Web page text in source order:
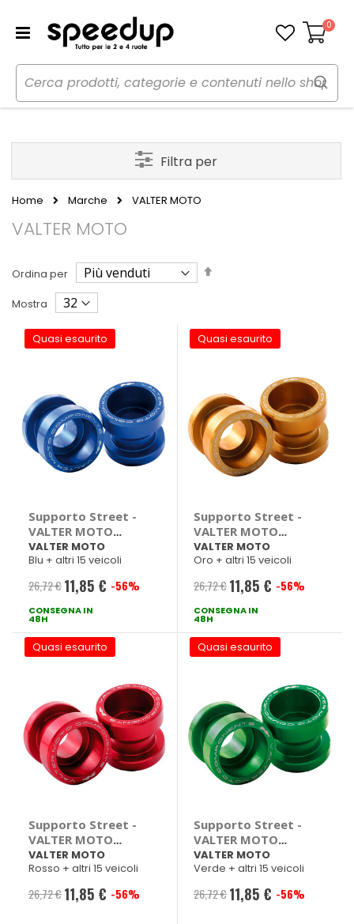
Carrello
0
Home Marche VALTER MOTO
VALTER MOTO
Ordina per
Imposta
Mostra
Quasi esaurito
Supporto Street -
VALTER MOTO
Aprilia RSV4, Bmw,
Honda 600, CBR,
Kawasaki Z, Z1000,
Z750, ZX, ZX-10R,
Suzuki GSR
VALTER MOTO
Blu + altri 15 veicoli
26,72 € Prezzo
speciale
11,85 € -56%
CONSEGNA IN
48H
Quasi esaurito
Supporto Street -
VALTER MOTO
Aprilia RSV4, Bmw,
Honda 600, CBR,
Kawasaki Z, Z1000,
Z750, ZX, ZX-10R,
Suzuki GSR
VALTER MOTO
Oro + altri 15 veicoli
26,72 € Prezzo
speciale
11,85 € -56%
CONSEGNA IN
48H
Quasi esaurito
Supporto Street -
VALTER MOTO
Aprilia RSV4, Bmw,
Honda 600, CBR,
Kawasaki Z, Z1000,
Z750, ZX, ZX-10R,
VALTER MOTO
Rosso + altri 15 veicoli
26,72 € Prezzo
11,85 € -56%
Quasi esaurito
Supporto Street -
VALTER MOTO
Aprilia RSV4, Bmw,
Honda 600, CBR,
Kawasaki Z, Z1000,
Z750, ZX, ZX-10R,
VALTER MOTO
Verde + altri 15 veicoli
26,72 € Prezzo
11,85 € -56%
Filtra per